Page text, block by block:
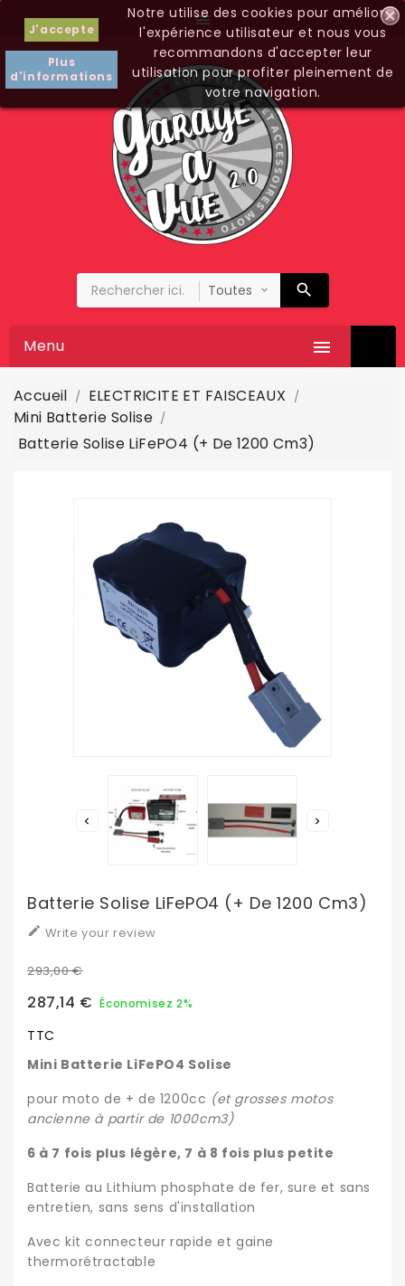

J'accepte
Plus
d'informations
Notre utilise des cookies pour améliorer
l'expérience utilisateur et nous vous
recommandons d'accepter leur
utilisation pour profiter pleinement de
votre navigation.

Menu
Accueil
ELECTRICITE ET FAISCEAUX
Mini Batterie Solise
Batterie Solise LiFePO4 (+ De 1200 Cm3)
 
Batterie Solise LiFePO4 (+ De 1200 Cm3)
 Write your review
293,00 €
287,14 € Économisez 2%
TTC
Mini Batterie LiFePO4 Solise
pour moto de + de 1200cc (et grosses motos
ancienne à partir de 1000cm3)
6 à 7 fois plus légère, 7 à 8 fois plus petite
Batterie au Lithium phosphate de fer, sure et sans
entretien, sans sens d'installation
Avec kit connecteur rapide et gaine
thermorétractable